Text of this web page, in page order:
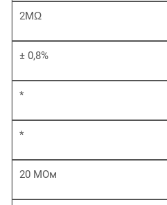
2MΩ
± 0,8%
*
*
20 МОм